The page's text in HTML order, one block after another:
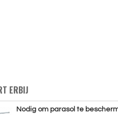
ERBIJ
Nodig om parasol te